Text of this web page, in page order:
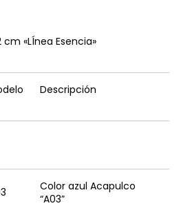
«LÍnea Esencia»
Descripción
Color azul Acapulco
“A03”